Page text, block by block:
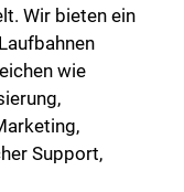
Wir bieten ein
wie
Support,